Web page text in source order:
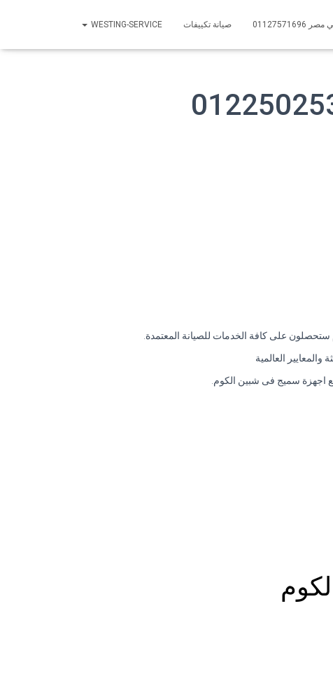
صيانة تكييفات WESTING-SERVICE
على كافة الخدمات للصيانة المعتمدة.
العالمية
اجهزة سميج فى شبين الكوم.